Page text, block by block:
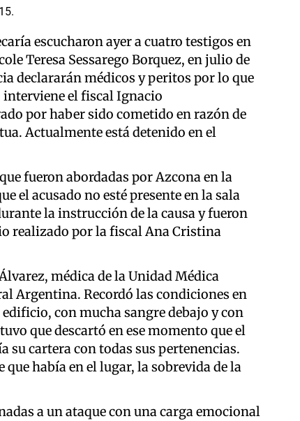
escucharon ayer a cuatro testigos en
Teresa Sessarego Borquez, en julio de
declararán médicos y peritos por lo que
interviene el fiscal Ignacio
por haber sido cometido en razón de
Actualmente está detenido en el
fueron abordadas por Azcona en la
el acusado no esté presente en la sala
la instrucción de la causa y fueron
realizado por la fiscal Ana Cristina
médica de la Unidad Médica
Argentina. Recordó las condiciones en
con mucha sangre debajo y con
que descartó en ese momento que el
cartera con todas sus pertenencias.
había en el lugar, la sobrevida de la
a un ataque con una carga emocional